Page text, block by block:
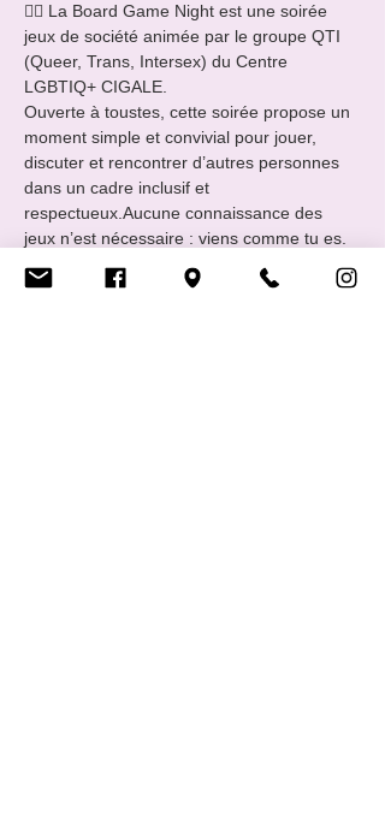
🏳️‍🌈 La Board Game Night est une soirée
jeux de société animée par le groupe QTI
(Queer, Trans, Intersex) du Centre
LGBTIQ+ CIGALE.
Ouverte à toustes, cette soirée propose un
moment simple et convivial pour jouer,
discuter et rencontrer d’autres personnes
dans un cadre inclusif et
respectueux.Aucune connaissance des
jeux n’est nécessaire : viens comme tu es.
📅 Quand : tous les deuxièmes mardis du
mois, de 19h00 à 22h00.